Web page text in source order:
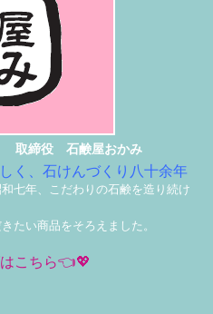
取締役 石鹸屋おかみ
く、石けんづくり八十余年
七年、こだわりの石鹸を造り続け
たい商品をそろえました。
こちら👈💖